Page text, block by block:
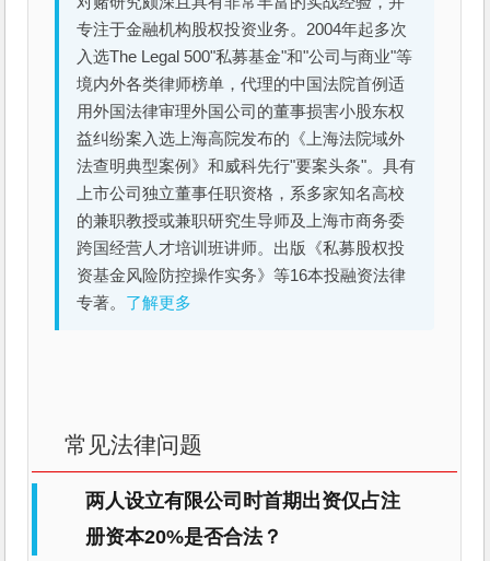
专注于金融机构股权投资业务。2004年起多次
入选The Legal 500"私募基金"和"公司与商业"等
境内外各类律师榜单，代理的中国法院首例适
用外国法律审理外国公司的董事损害小股东权
益纠纷案入选上海高院发布的《上海法院域外
法查明典型案例》和威科先行"要案头条"。具有
上市公司独立董事任职资格，系多家知名高校
的兼职教授或兼职研究生导师及上海市商务委
跨国经营人才培训班讲师。出版《私募股权投
资基金风险防控操作实务》等16本投融资法律
专著。 了解更多
常见法律问题
两人设立有限公司时首期出资仅占注
册资本20%是否合法？